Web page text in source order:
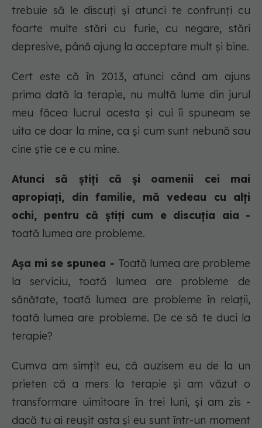
trebuie să le discuți și atunci te confrunți cu
foarte multe stări cu furie, cu negare, stări
depresive, până ajung la acceptare mult și bine.
Cert este că în 2013, atunci când am ajuns
prima dată la terapie, nu multă lume din jurul
meu făcea lucrul acesta și cui îi spuneam se
uita ce doar la mine, ca și cum sunt nebună sau
cine știe ce e cu mine.
Atunci să știți că și oamenii cei mai
apropiați, din familie, mă vedeau cu alți
ochi, pentru că știți cum e discuția aia -
toată lumea are probleme.
Așa mi se spunea - Toată lumea are probleme
la serviciu, toată lumea are probleme de
sănătate, toată lumea are probleme în relații,
toată lumea are probleme. De ce să te duci la
terapie?
Cumva am simțit eu, că auzisem eu de la un
prieten că a mers la terapie și am văzut o
transformare uimitoare în trei luni, și am zis -
dacă tu ai reușit asta și eu sunt într-un moment